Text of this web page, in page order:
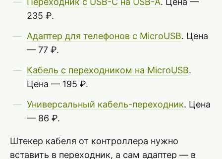
235 ₽.
Адаптер для телефонов с MicroUSB. Цена
— 77 ₽.
Кабель с переходником на MicroUSB.
Цена — 195 ₽.
Универсальный кабель-переходник. Цена
— 86 ₽.
Штекер кабеля от контроллера нужно
вставить в переходник, а сам адаптер — в